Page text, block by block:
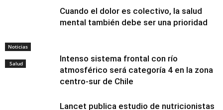
Noticias
Salud
Cuando el dolor es colectivo, la salud
mental también debe ser una prioridad
Intenso sistema frontal con río
atmosférico será categoría 4 en la zona
centro-sur de Chile
Lancet publica estudio de nutricionistas